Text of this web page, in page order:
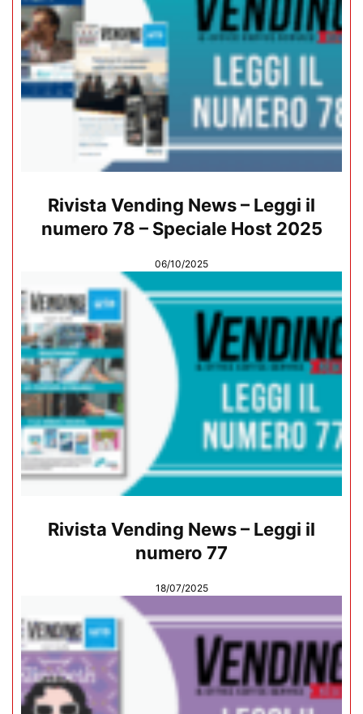
Rivista Vending News – Leggi il
numero 78 – Speciale Host 2025
06/10/2025
Rivista Vending News – Leggi il
numero 77
18/07/2025